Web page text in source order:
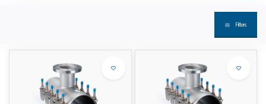
Voor water, gas en petrochemische vloeistoffen.
De T is in feite een versterkte 2-delige band klem met flens aftak. Het standaard werkbereik is 20 mm.
Filters